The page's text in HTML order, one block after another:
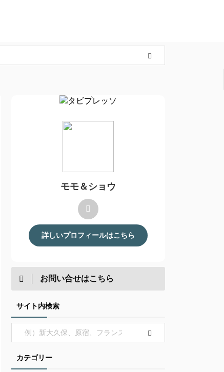
モモ＆ショウ
詳しいプロフィールはこちら
お問い合せはこちら
サイト内検索
カテゴリー